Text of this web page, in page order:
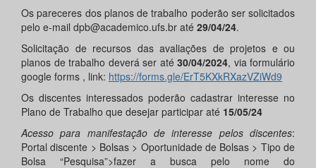
Os pareceres dos planos de trabalho poderão ser solicitados
pelo e-mail dpb@academico.ufs.br até 29/04/24.
Solicitação de recursos das avaliações de projetos e ou
planos de trabalho deverá ser até 30/04/2024, via formulário
google forms , link: https://forms.gle/ErT5KXkRXazVZiWd9
Os discentes interessados poderão cadastrar interesse no
Plano de Trabalho que desejar participar até 15/05/24
Acesso para manifestação de interesse pelos discentes:
Portal discente > Bolsas > Oportunidade de Bolsas > Tipo de
Bolsa “Pesquisa”>fazer a busca pelo nome do